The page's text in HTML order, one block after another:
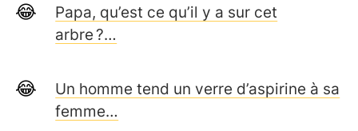
Papa, qu’est ce qu’il y a sur cet
arbre ?…
Un homme tend un verre d’aspirine à sa
femme…